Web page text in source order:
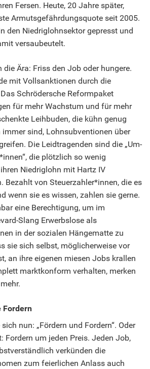
Fersen. Heute, 20 Jahre später,
Armutsgefährdungsquote seit 2005.
den Niedriglohnsektor gepresst und
versaubeutelt.
die Ära: Friss den Job oder hungere.
mit Vollsanktionen durch die
Schrödersche Reformpaket
für mehr Wachstum und für mehr
Leihbuden, die kühn genug
immer sind, Lohnsubventionen über
Die Leidtragenden sind die „Um-
die plötzlich so wenig
Niedriglohn mit Hartz IV
Bezahlt von Steuerzahler*innen, die es
wenn sie es wissen, zahlen sie gerne.
eine Berechtigung, um im
Slang Erwerbslose als
in der sozialen Hängematte zu
sie sich selbst, möglicherweise vor
an ihre eigenen miesen Jobs krallen
marktkonform verhalten, merken
Fordern
nun: „Fördern und Fordern“. Oder
Fordern um jeden Preis. Jeden Job,
verkünden die
zum feierlichen Anlass auch